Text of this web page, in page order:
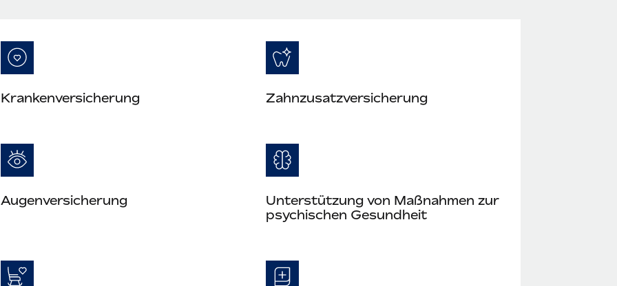
Krankenversicherung Zahnzusatzversicherung
Augenversicherung
Unterstützung von Maßnahmen zur
psychischen Gesundheit